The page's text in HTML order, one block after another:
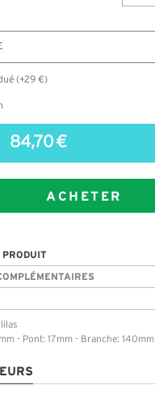
(+29 €)
84,70 €
ACHETER
PRODUIT
- Pont: 17mm - Branche: 140mm